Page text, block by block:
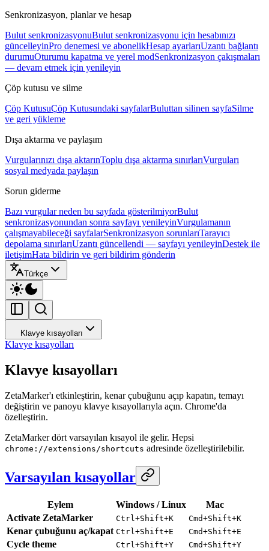
Senkronizasyon, planlar ve hesap
Bulut senkronizasyonuBulut senkronizasyonu için hesabınızı
güncelleyinPro denemesi ve abonelikHesap ayarlarıUzantı bağlantı
durumuOturumu kapatma ve yerel modSenkronizasyon çakışmaları
— devam etmek için yenileyin
Çöp kutusu ve silme
Çöp KutusuÇöp Kutusundaki sayfalarBuluttan silinen sayfaSilme
ve geri yükleme
Dışa aktarma ve paylaşım
Vurgularınızı dışa aktarınToplu dışa aktarma sınırlarıVurguları
sosyal medyada paylaşın
Sorun giderme
Bazı vurgular neden bu sayfada gösterilmiyorBulut
senkronizasyonundan sonra sayfayı yenileyinVurgulamanın
çalışmayabileceği sayfalarSenkronizasyon sorunlarıTarayıcı
depolama sınırlarıUzantı güncellendi — sayfayı yenileyinDestek ile
iletişimHata bildirin ve geri bildirim gönderin
Türkçe
Klavye kısayolları
Klavye kısayolları
Klavye kısayolları
ZetaMarker'ı etkinleştirin, kenar çubuğunu açıp kapatın, temayı
değiştirin ve panoyu klavye kısayollarıyla açın. Chrome'da
özelleştirin.
ZetaMarker dört varsayılan kısayol ile gelir. Hepsi
chrome://extensions/shortcuts adresinde özelleştirilebilir.
Varsayılan kısayollar
Eylem Windows / Linux
Mac
Activate ZetaMarker
Ctrl+Shift+K Cmd+Shift+K
Kenar çubuğunu aç/kapat Ctrl+Shift+E Cmd+Shift+E
Cycle theme Ctrl+Shift+Y Cmd+Shift+Y